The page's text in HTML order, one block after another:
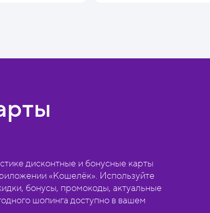
дисконтные и бонусные карты
«Кошелёк». Используйте
бонусы, промокоды, актуальные
шопинга доступно в вашем